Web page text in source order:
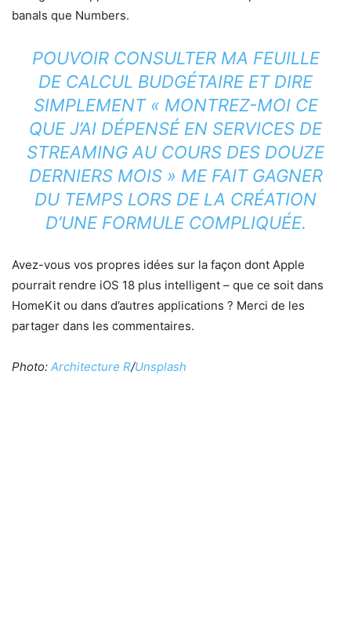
banals que Numbers.
POUVOIR CONSULTER MA FEUILLE
DE CALCUL BUDGÉTAIRE ET DIRE
SIMPLEMENT « MONTREZ-MOI CE
QUE J’AI DÉPENSÉ EN SERVICES DE
STREAMING AU COURS DES DOUZE
DERNIERS MOIS » ME FAIT GAGNER
DU TEMPS LORS DE LA CRÉATION
D’UNE FORMULE COMPLIQUÉE.
Avez-vous vos propres idées sur la façon dont Apple
pourrait rendre iOS 18 plus intelligent – ​​que ce soit dans
HomeKit ou dans d’autres applications ? Merci de les
partager dans les commentaires.
Photo: Architecture R/Unsplash